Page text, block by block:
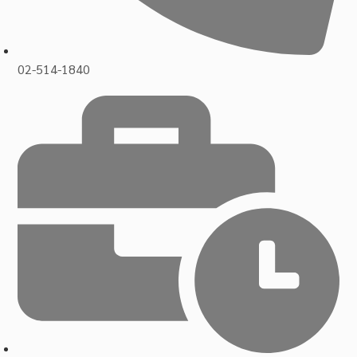
02-514-1840